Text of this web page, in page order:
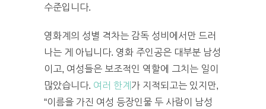
수준입니다.
영화계의 성별 격차는 감독 성비에서만 드러
나는 게 아닙니다. 영화 주인공은 대부분 남성
이고, 여성들은 보조적인 역할에 그치는 일이
많았습니다. 여러 한계 가 지적되고는 있지만,
“이름을 가진 여성 등장인물 두 사람이 남성